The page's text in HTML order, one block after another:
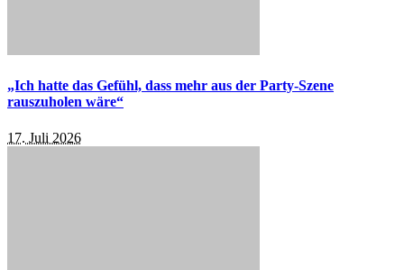
„Ich hatte das Gefühl, dass mehr aus der Party-Szene
rauszuholen wäre“
17. Juli 2026